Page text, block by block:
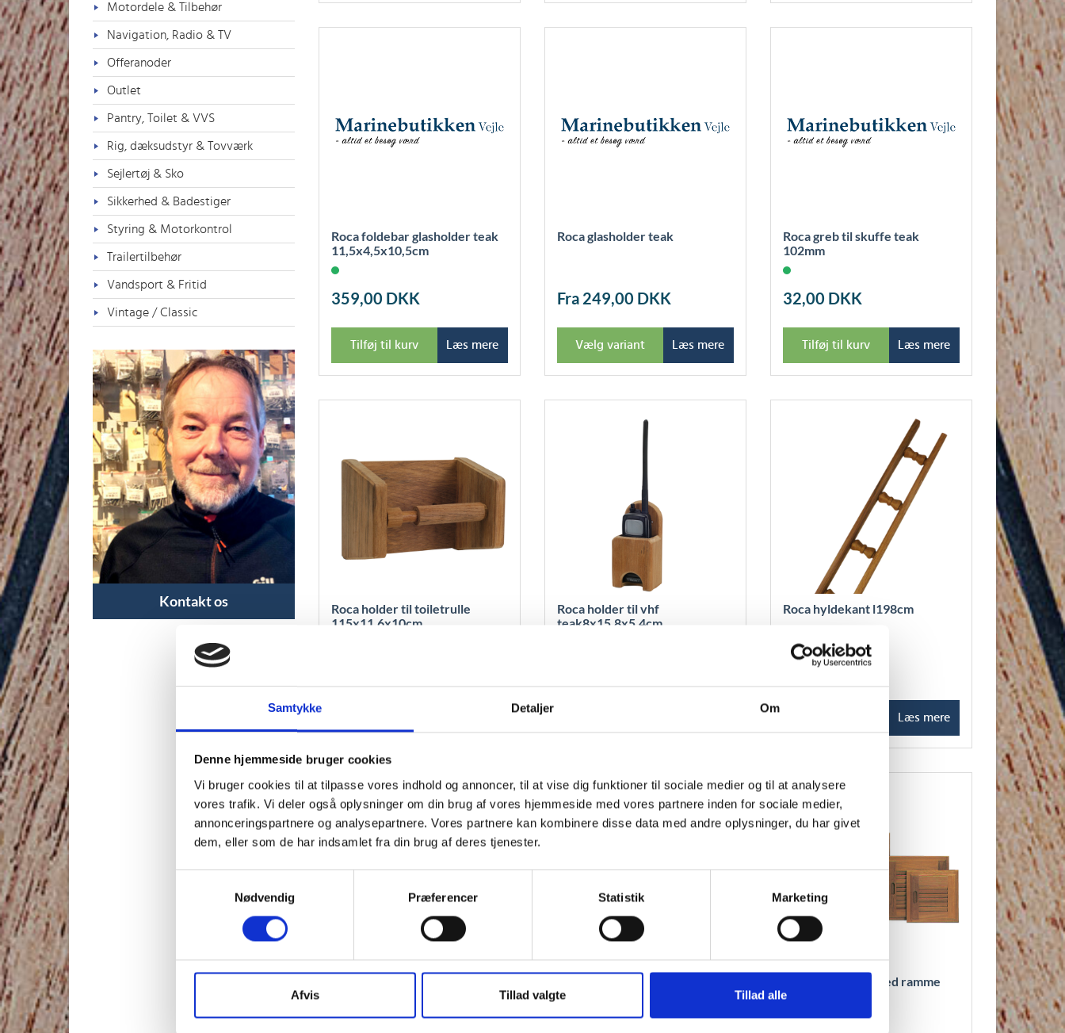
Samtykke Detaljer Om
Denne hjemmeside bruger cookies
Vi bruger cookies til at tilpasse vores indhold og annoncer, til at vise dig funktioner til sociale medier og til at analysere
vores trafik. Vi deler også oplysninger om din brug af vores hjemmeside med vores partnere inden for sociale medier,
annonceringspartnere og analysepartnere. Vores partnere kan kombinere disse data med andre oplysninger, du har givet
dem, eller som de har indsamlet fra din brug af deres tjenester.
Nødvendig
Præferencer Statistik Marketing
Afvis Tillad valgte Tillad alle
Motordele & Tilbehør
Navigation, Radio & TV
Offeranoder
Outlet
Pantry, Toilet & VVS
Rig, dæksudstyr & Tovværk
Sejlertøj & Sko
Sikkerhed & Badestiger
Styring & Motorkontrol
Trailertilbehør
Vandsport & Fritid
Vintage / Classic
Kontakt os
Roca foldebar glasholder teak
11,5x4,5x10,5cm
359,00 DKK
Tilføj til kurv Læs mere
Roca glasholder teak
Fra 249,00 DKK
Vælg variant Læs mere
Roca greb til skuffe teak
102mm
32,00 DKK
Tilføj til kurv Læs mere
Roca holder til toiletrulle
115x11,6x10cm
Roca holder til vhf
teak8x15,8x5,4cm
Roca hyldekant l198cm
959,00DKK
Læs mere
højre teak
Roca jalousilåge med ramme
venstre teak